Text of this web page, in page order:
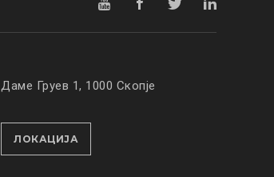
Даме Груев 1, 1000 Скопје
ЛОКАЦИЈА